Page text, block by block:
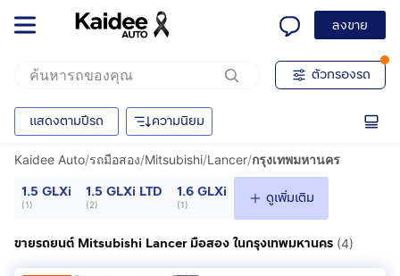
ลงขาย
ตัวกรองรถ
แสดงตามปีรถ ความนิยม
Kaidee Auto/รถมือสอง/Mitsubishi/Lancer/กรุงเทพมหานคร
1.5 GLXi
(1)
1.5 GLXi LTD
(2)
1.6 GLXi
(1) ดูเพิ่มเติม
ขายรถยนต์ Mitsubishi Lancer มือสอง ในกรุงเทพมหานคร (4)